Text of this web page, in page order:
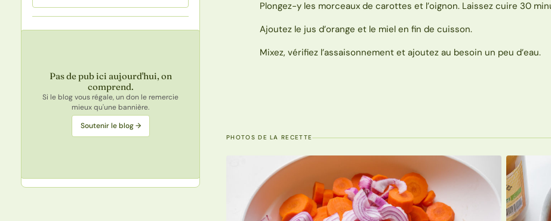
Pas de pub ici aujourd'hui, on
comprend.
Si le blog vous régale, un don le remercie
mieux qu'une bannière.
Soutenir le blog →
Plongez-y les morceaux de carottes et l’oignon. Laissez cuire 30
Ajoutez le jus d’orange et le miel en fin de cuisson.
Mixez, vérifiez l’assaisonnement et ajoutez au besoin un peu d’eau.
PHOTOS DE LA RECETTE